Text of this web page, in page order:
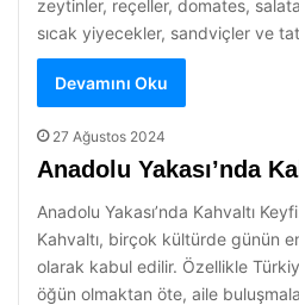
zeytinler, reçeller, domates,
sıcak yiyecekler, sandviçler ve
Devamını Oku
27 Ağustos 2024
Anadolu Yakası’nda
Anadolu Yakası’nda Kahvaltı
Kahvaltı, birçok kültürde günün
olarak kabul edilir. Özellikle
öğün olmaktan öte, aile